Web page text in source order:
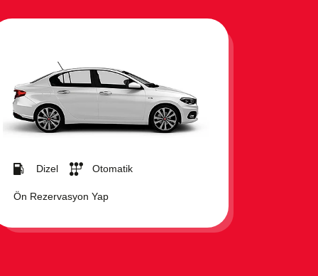
Dizel Otomatik
Ön Rezervasyon Yap